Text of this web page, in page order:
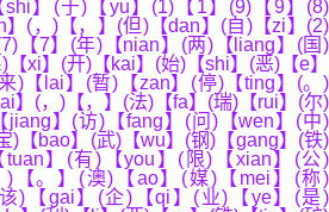
shi】(于)【yu】(1)【1】(9)【9】(8)
】(，)【，】(但)【dan】(自)【zi】(2)
【7】(年)【nian】(两)【liang】(国)
【xi】(开)【kai】(始)【shi】(恶)【e】
)【lai】(暂)【zan】(停)【ting】(。)
】(，)【，】(法)【fa】(瑞)【rui】(尔)
jiang】(访)【fang】(问)【wen】(中)
)【bao】(武)【wu】(钢)【gang】(铁)
tuan】(有)【you】(限)【xian】(公)
)【。】(澳)【ao】(媒)【mei】(称)
)【gai】(企)【qi】(业)【ye】(是)